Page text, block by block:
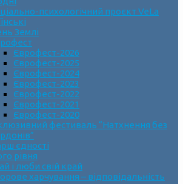
психологічний проєкт VeLa
Землі
Єврофест-2026
Єврофест-2025
Єврофест-2024
Єврофест-2023
Єврофест-2022
Єврофест-2021
Єврофест-2020
фестиваль “Натхнення без
єдності
рівня
і люби свій край
харчування – відповідальність